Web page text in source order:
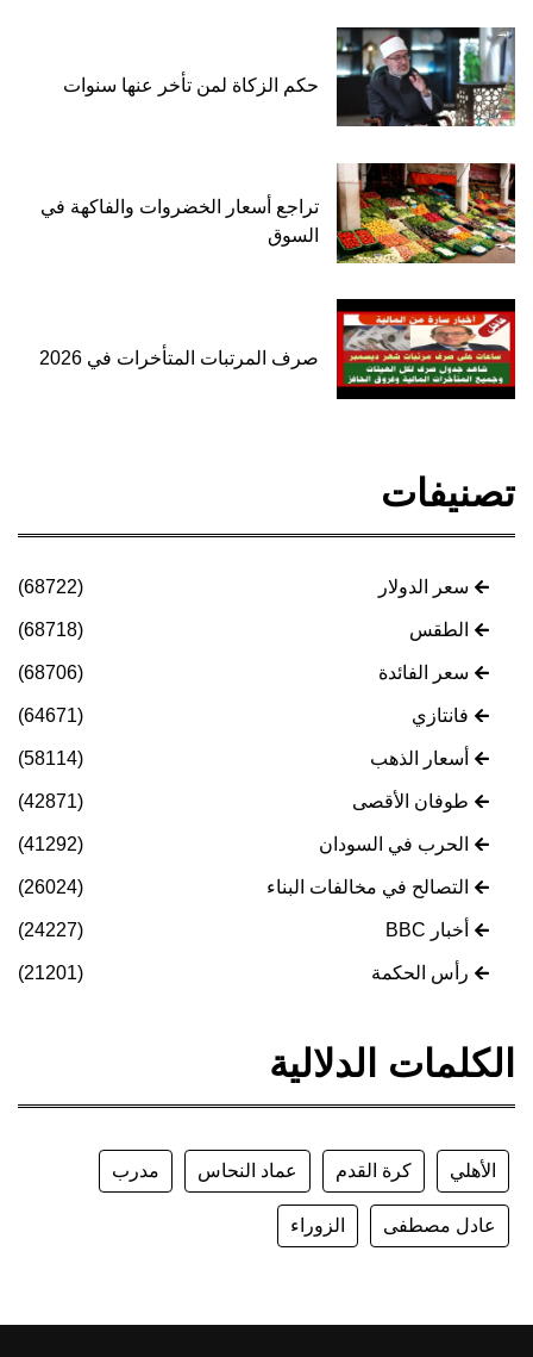
حكم الزكاة لمن تأخر عنها سنوات
تراجع أسعار الخضروات والفاكهة في
السوق
صرف المرتبات المتأخرات في 2026
تصنيفات
سعر الدولار (68722)
الطقس (68718)
سعر الفائدة (68706)
فانتازي (64671)
أسعار الذهب (58114)
طوفان الأقصى (42871)
الحرب في السودان (41292)
التصالح في مخالفات البناء (26024)
أخبار BBC (24227)
رأس الحكمة (21201)
الكلمات الدلالية
الأهلي كرة القدم عماد النحاس مدرب
عادل مصطفى الزوراء